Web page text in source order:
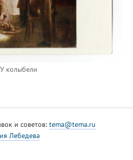
У колыбели
и советов: tema@tema.ru
Лебедева